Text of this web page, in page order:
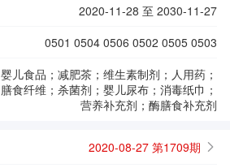
2020-11-28 至 2030-11-27
0501 0504 0506 0502 0505 0503
婴儿食品；减肥茶；维生素制剂；人用药；
膳食纤维；杀菌剂；婴儿尿布；消毒纸巾；
营养补充剂；酶膳食补充剂
2020-08-27 第1709期